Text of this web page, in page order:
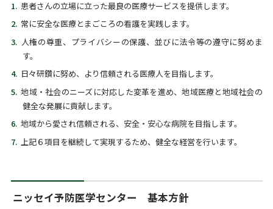
患者さんの立場に立った最良の医療サービスを提供します。
常に安全な医療とまごころの看護を実践します。
人権の尊重、プライバシーの保護、並びに法令等の遵守に努めま
す。
日々研鑽に努め、より信頼される医療人を目指します。
地域・社会のニーズに対応した変革を進め、地域医療と地域社会の
健全な発展に貢献します。
地域から愛され信頼される、安全・安心な病院を目指します。
上記６項目を継続して実現するため、健全な経営を行います。
ニッセイ予防医学センター 基本方針